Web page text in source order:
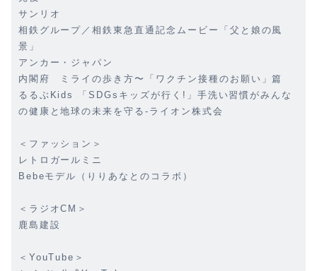
サンリオ
相鉄グループ／相鉄東急直通記念ムービー「父と娘の風
景」
アンカー・ジャパン
内閣府 ミライの歩き方〜「ワクチン接種のお願い」篇
るるぶKids 「SDGsキッズが行く!」手洗い習慣がみんな
の健康と地球の未来を守る-ライオン株式会
＜ファッション＞
レトロガールミニ
Bebeモデル（りりあなとのコラボ）
＜ラジオCM＞
鹿島建設
＜YouTube＞